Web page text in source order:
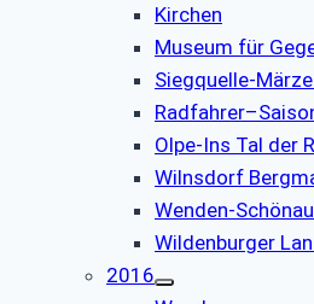
Kirchen
Museum für
Siegquelle-
Olpe-Ins Tal der
Wilnsdorf
Wenden-Schönau
Wildenburger
2016